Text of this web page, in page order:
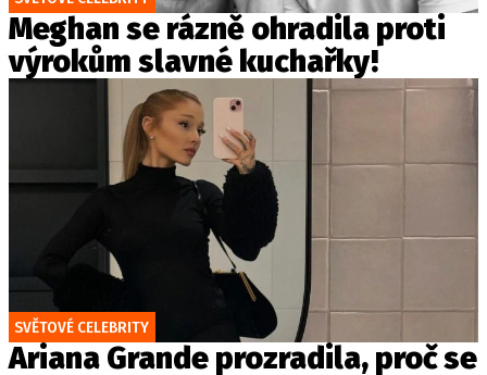
Meghan se rázně ohradila proti
výrokům slavné kuchařky!
SVĚTOVÉ CELEBRITY
Ariana Grande prozradila, proč se